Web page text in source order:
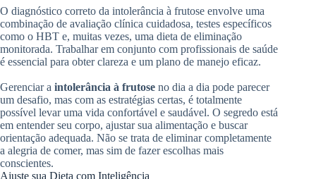
O diagnóstico correto da intolerância à frutose envolve uma
combinação de avaliação clínica cuidadosa, testes específicos
como o HBT e, muitas vezes, uma dieta de eliminação
monitorada. Trabalhar em conjunto com profissionais de saúde
é essencial para obter clareza e um plano de manejo eficaz.
Gerenciar a intolerância à frutose no dia a dia pode parecer
um desafio, mas com as estratégias certas, é totalmente
possível levar uma vida confortável e saudável. O segredo está
em entender seu corpo, ajustar sua alimentação e buscar
orientação adequada. Não se trata de eliminar completamente
a alegria de comer, mas sim de fazer escolhas mais
conscientes.
Ajuste sua Dieta com Inteligência